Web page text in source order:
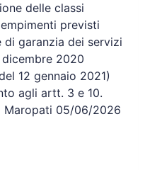
delle classi
previsti
di garanzia dei servizi
2020
12 gennaio 2021)
agli artt. 3 e 10.
Maropati 05/06/2026